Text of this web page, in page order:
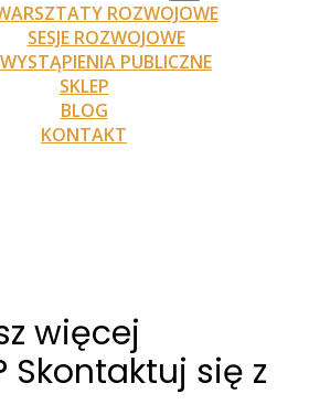
ROZWOJOWE
SESJE ROZWOJOWE
WYSTĄPIENIA PUBLICZNE
SKLEP
BLOG
KONTAKT
więcej
się z